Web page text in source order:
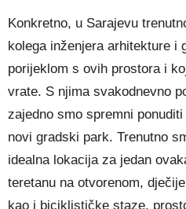
Konkretno, u Sarajevu
kolega inženjera arhitekture i
porijeklom s ovih prostora i
vrate. S njima svakodnevno
zajedno smo spremni
novi gradski park. Trenutno
idealna lokacija za jedan
teretanu na otvorenom,
kao i biciklističke staze,